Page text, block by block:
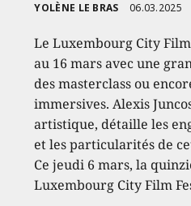
YOLÈNE LE BRAS 06.03.2025
Le Luxembourg City
au 16 mars avec une
des masterclass ou
immersives. Alexis
artistique, détaille les
et les particularités de
Ce jeudi 6 mars, la
Luxembourg City Film